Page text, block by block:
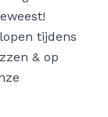
tijdens
& op